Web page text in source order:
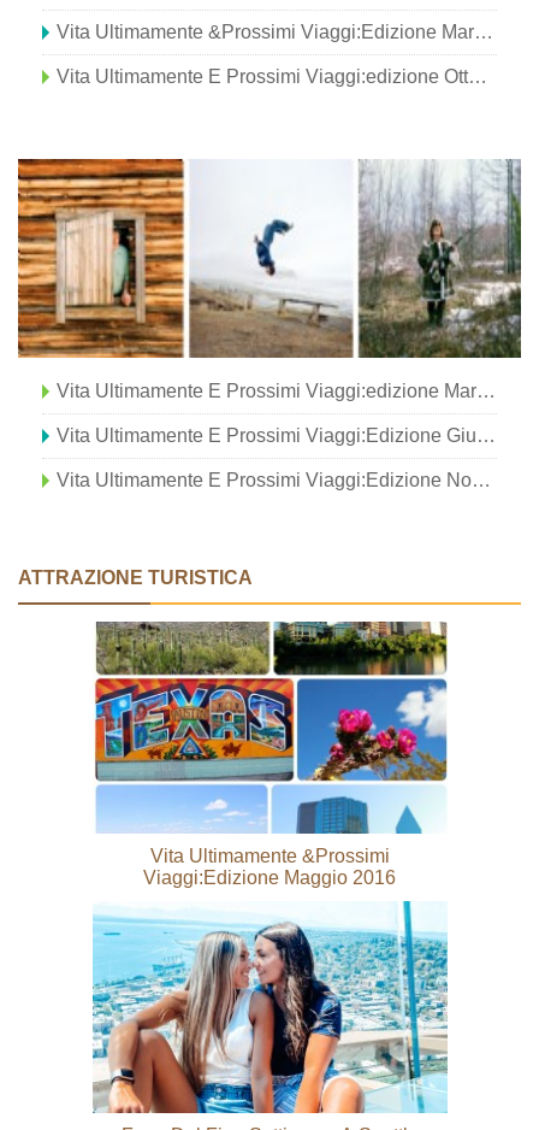
Vita Ultimamente &Prossimi Viaggi:Edizione Marzo 2016
Vita Ultimamente E Prossimi Viaggi:edizione Ottobre 2014
Vita Ultimamente E Prossimi Viaggi:edizione Marzo 2015
Vita Ultimamente E Prossimi Viaggi:Edizione Giugno 2015
Vita Ultimamente E Prossimi Viaggi:Edizione Novembre 2014
ATTRAZIONE TURISTICA
Vita Ultimamente &Prossimi
Viaggi:Edizione Maggio 2016